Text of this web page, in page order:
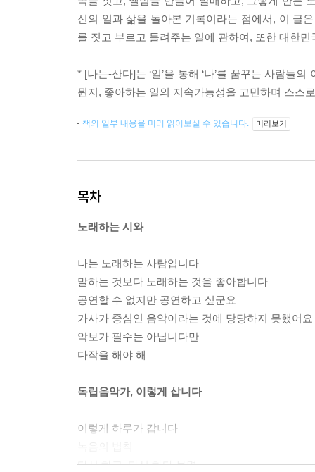
신의 일과 삶을 돌아본 기록이라는 점에서, 이 글
를 짓고 부르고 들려주는 일에 관하여, 또한 대한
* [나는-산다]는 ‘일’을 통해 ‘나’를 꿈꾸는 사람들
뭔지, 좋아하는 일의 지속가능성을 고민하며 스스
책의 일부 내용을 미리 읽어보실 수 있습니다. 미리보기
목차
노래하는 시와
나는 노래하는 사람입니다
말하는 것보다 노래하는 것을 좋아합니다
공연할 수 없지만 공연하고 싶군요
가사가 중심인 음악이라는 것에 당당하지 못했어요
악보가 필수는 아닙니다만
다작을 해야 해
독립음악가, 이렇게 삽니다
이렇게 하루가 갑니다
다시 하고, 다시 하다 보면